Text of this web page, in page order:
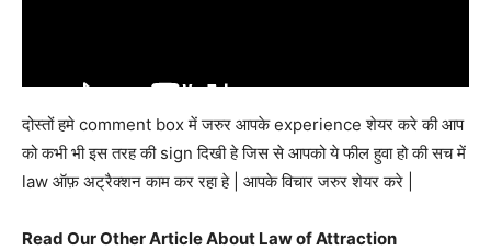
दोस्तों हमे comment box में जरुर आपके experience शेयर करे की आप
को कभी भी इस तरह की sign दिखी हे जिस से आपको ये फील हुवा हो की सच में
law ऑफ़ अट्रैक्शन काम कर रहा हे | आपके विचार जरुर शेयर करे |
Read Our Other Article About Law of Attraction